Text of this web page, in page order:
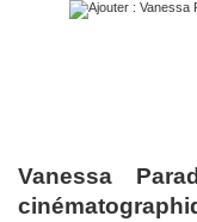
Vanessa